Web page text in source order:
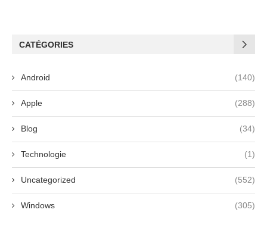
CATÉGORIES
Android (140)
Apple (288)
Blog (34)
Technologie (1)
Uncategorized (552)
Windows (305)